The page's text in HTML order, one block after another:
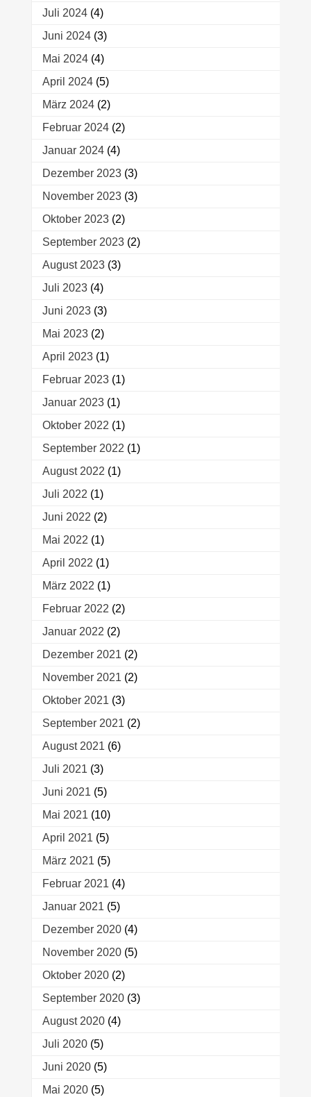
Juli 2024(4)
Juni 2024(3)
Mai 2024(4)
April 2024(5)
März 2024(2)
Februar 2024(2)
Januar 2024(4)
Dezember 2023(3)
November 2023(3)
Oktober 2023(2)
September 2023(2)
August 2023(3)
Juli 2023(4)
Juni 2023(3)
Mai 2023(2)
April 2023(1)
Februar 2023(1)
Januar 2023(1)
Oktober 2022 (1)
September 2022 (1)
August 2022 (1)
Juli 2022 (1)
Juni 2022 (2)
Mai 2022 (1)
April 2022 (1)
März 2022 (1)
Februar 2022 (2)
Januar 2022 (2)
Dezember 2021 (2)
November 2021 (2)
Oktober 2021 (3)
September 2021 (2)
August 2021 (6)
Juli 2021 (3)
Juni 2021 (5)
Mai 2021 (10)
April 2021 (5)
März 2021 (5)
Februar 2021 (4)
Januar 2021 (5)
Dezember 2020(4)
November 2020(5)
Oktober 2020(2)
September 2020(3)
August 2020(4)
Juli 2020(5)
Juni 2020(5)
Mai 2020(5)